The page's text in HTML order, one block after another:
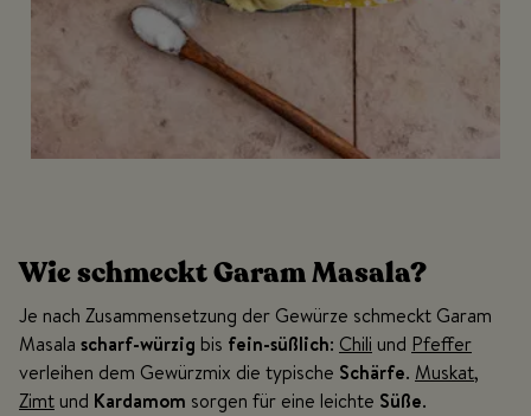
Wie schmeckt Garam Masala?
Je nach Zusammensetzung der Gewürze schmeckt Garam
Masala scharf-würzig bis fein-süßlich: Chili und Pfeffer
verleihen dem Gewürzmix die typische Schärfe. Muskat,
Zimt und Kardamom sorgen für eine leichte Süße.